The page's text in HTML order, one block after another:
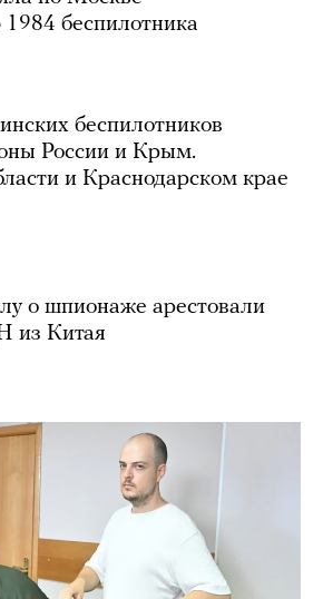
беспилотника
беспилотников
России и Крым.
и Краснодарском крае
о шпионаже арестовали
из Китая